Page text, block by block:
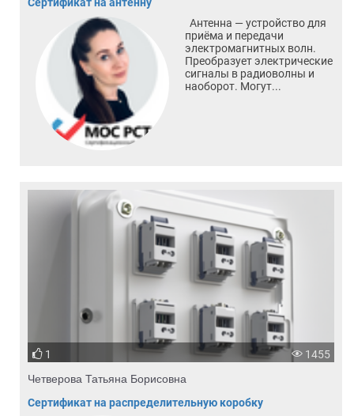
Антенна — устройство для
приёма и передачи
электромагнитных волн.
Преобразует электрические
сигналы в радиоволны и
наоборот. Могут...
1 1455
Четверова Татьяна Борисовна
Сертификат на распределительную коробку